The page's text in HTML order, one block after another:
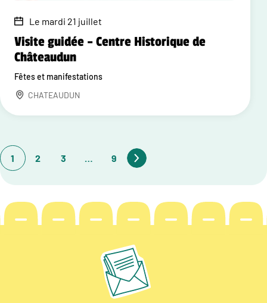
Le mardi 21 juillet
Visite guidée – Centre Historique de
Châteaudun
Fêtes et manifestations
CHATEAUDUN
1 2 3 … 9